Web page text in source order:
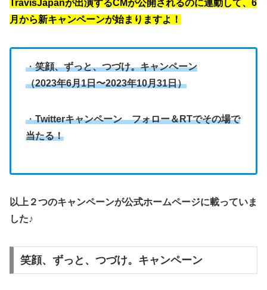
TravisJapanが出演するCMが公開されるのに連動して、6
月から新キャンペーンが始まりますよ！
・笑顔、ずっと、つづけ。キャンペーン
（2023年6月1日〜2023年10月31日）
・Twitterキャンペーン フォロー＆RTでその場で
当たる！
以上２つのキャンペーンが公式ホームページに載っていま
した♪
笑顔、ずっと、つづけ。キャンペーン